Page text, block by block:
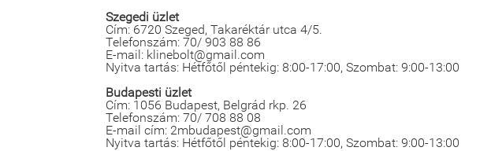
Szegedi üzlet
Cím: 6720 Szeged, Takaréktár utca 4/5.
Telefonszám: 70/ 903 88 86
E-mail: klinebolt@gmail.com
Nyitva tartás: Hétfőtől péntekig: 8:00-17:00, Szombat: 9:00-13:00
Budapesti üzlet
Cím: 1056 Budapest, Belgrád rkp. 26
Telefonszám: 70/ 708 88 08
E-mail cím: 2mbudapest@gmail.com
Nyitva tartás: Hétfőtől péntekig: 8:00-17:00, Szombat: 9:00-13:00